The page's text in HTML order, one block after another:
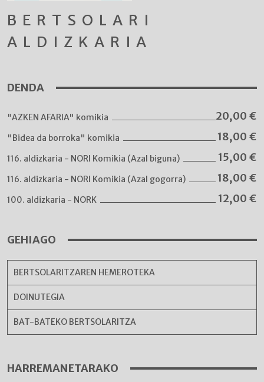
BERTSOLARI
ALDIZKARIA
DENDA
"AZKEN AFARIA" komikia 20,00 €
"Bidea da borroka" komikia 18,00 €
116. aldizkaria - NORI Komikia (Azal biguna) 15,00 €
116. aldizkaria - NORI Komikia (Azal gogorra) 18,00 €
100. aldizkaria - NORK 12,00 €
GEHIAGO
BERTSOLARITZAREN HEMEROTEKA
DOINUTEGIA
BAT-BATEKO BERTSOLARITZA
HARREMANETARAKO